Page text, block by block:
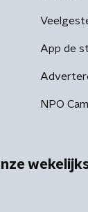
App de
NPO